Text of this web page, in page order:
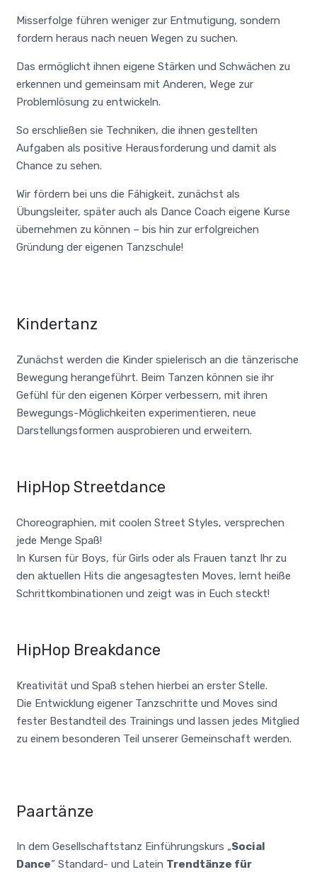
Misserfolge führen weniger zur Entmutigung, sondern
fordern heraus nach neuen Wegen zu suchen.
Das ermöglicht ihnen eigene Stärken und Schwächen zu
erkennen und gemeinsam mit Anderen, Wege zur
Problemlösung zu entwickeln.
So erschließen sie Techniken, die ihnen gestellten
Aufgaben als positive Herausforderung und damit als
Chance zu sehen.
Wir fördern bei uns die Fähigkeit, zunächst als
Übungsleiter, später auch als Dance Coach eigene Kurse
übernehmen zu können – bis hin zur erfolgreichen
Gründung der eigenen Tanzschule!
Kindertanz
Zunächst werden die Kinder spielerisch an die tänzerische
Bewegung herangeführt. Beim Tanzen können sie ihr
Gefühl für den eigenen Körper verbessern, mit ihren
Bewegungs-Möglichkeiten experimentieren, neue
Darstellungsformen ausprobieren und erweitern.
HipHop Streetdance
Choreographien, mit coolen Street Styles, versprechen
jede Menge Spaß!
In Kursen für Boys, für Girls oder als Frauen tanzt Ihr zu
den aktuellen Hits die angesagtesten Moves, lernt heiße
Schrittkombinationen und zeigt was in Euch steckt!
HipHop Breakdance
Kreativität und Spaß stehen hierbei an erster Stelle.
Die Entwicklung eigener Tanzschritte und Moves sind
fester Bestandteil des Trainings und lassen jedes Mitglied
zu einem besonderen Teil unserer Gemeinschaft werden.
Paartänze
In dem Gesellschaftstanz Einführungskurs „Social
Dance” Standard- und Latein Trendtänze für